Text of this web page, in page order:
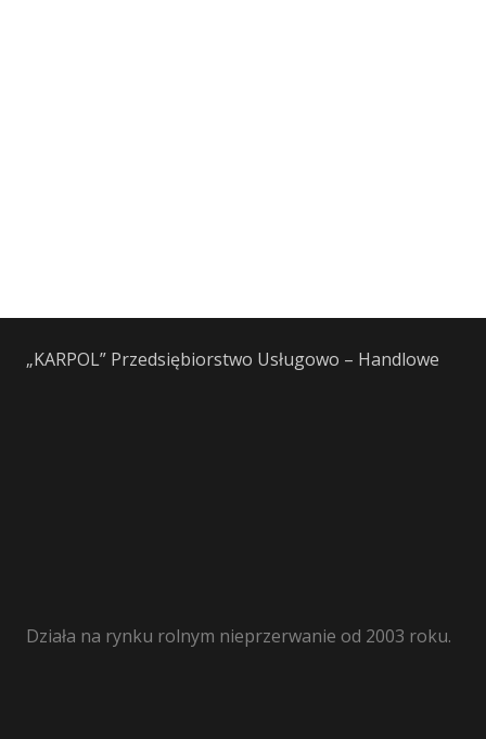
„KARPOL” Przedsiębiorstwo Usługowo – Handlowe
Działa na rynku rolnym nieprzerwanie od 2003 roku.